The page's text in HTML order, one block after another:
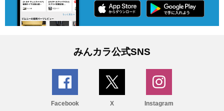
みんカラ公式SNS
Facebook X Instagram